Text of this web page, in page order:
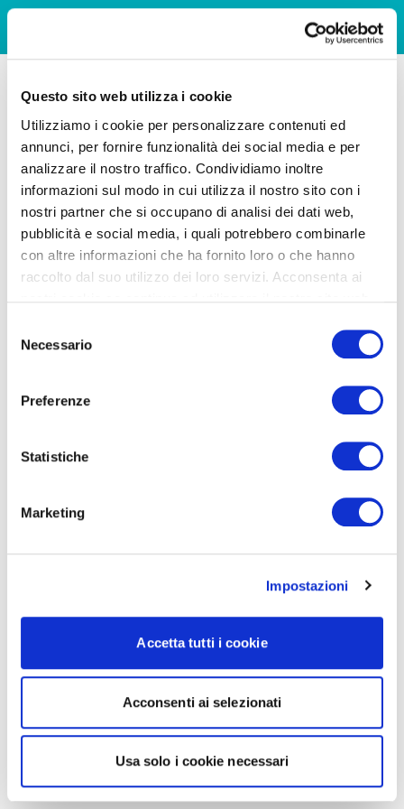
Questo sito web utilizza i cookie
Utilizziamo i cookie per personalizzare contenuti ed
annunci, per fornire funzionalità dei social media e per
analizzare il nostro traffico. Condividiamo inoltre
informazioni sul modo in cui utilizza il nostro sito con i
nostri partner che si occupano di analisi dei dati web,
pubblicità e social media, i quali potrebbero combinarle
con altre informazioni che ha fornito loro o che hanno
raccolto dal suo utilizzo dei loro servizi. Acconsenta ai
delNecessario
Preferenze
Statistiche
Marketing
Impostazioni
Accetta tutti i cookie
Acconsenti ai selezionati
Usa solo i cookie necessari